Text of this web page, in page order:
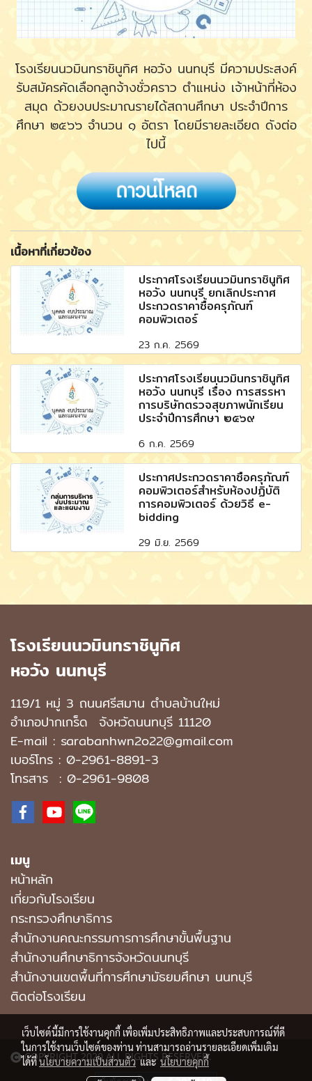
โรงเรียนนวมินทราชินูทิศ หอวัง นนทบุรี มีความประสงค์
รับสมัครคัดเลือกลูกจ้างชั่วคราว ตำแหน่ง เจ้าหน้าที่ห้อง
สมุด ด้วยงบประมาณรายได้สถานศึกษา ประจำปีการ
ศึกษา ๒๕๖๖ จำนวน ๑ อัตรา โดยมีรายละเอียด ดังต่อ
ไปนี้
เนื้อหาที่เกี่ยวข้อง
ประกาศโรงเรียนนวมินทราชินูทิศ
หอวัง นนทบุรี ยกเลิกประกาศ
ประกวดราคาซื้อครุภัณฑ์
คอมพิวเตอร์
23 ก.ค. 2569
ประกาศโรงเรียนนวมินทราชินูทิศ
หอวัง นนทบุรี เรื่อง การสรรหา
การบริษัทตรวจสุขภาพนักเรียน
ประจำปีการศึกษา ๒๕๖๙
6 ก.ค. 2569
ประกาศประกวดราคาซื้อครุภัณฑ์
คอมพิวเตอร์สำหรับห้องปฏิบัติ
การคอมพิวเตอร์ ด้วยวิธี e-
bidding
29 มิ.ย. 2569
โรงเรียนนวมินทราชินูทิศ
หอวัง นนทบุรี
119/1 หมู่ 3 ถนนศรีสมาน ตำบลบ้านใหม่
อำเภอปากเกร็ด จังหวัดนนทบุรี 11120
E-mail : sarabanhwn2o22@gmail.com
เบอร์โทร : 0-2961-8891-3
โทรสาร : 0-2961-9808
เมนู
หน้าหลัก
เกี่ยวกับโรงเรียน
กระทรวงศึกษาธิการ
สำนักงานคณะกรรมการการศึกษาขั้นพื้นฐาน
สำนักงานศึกษาธิการจังหวัดนนทบุรี
สํานักงานเขตพื้นที่การศึกษามัธยมศึกษา นนทบุรี
ติดต่อโรงเรียน
COPYRIGHT 2020 ALL RIGHTS RESERVED.
เว็บไซต์นี้มีการใช้งานคุกกี้ เพื่อเพิ่มประสิทธิภาพและประสบการณ์ที่ดี
ในการใช้งานเว็บไซต์ของท่าน ท่านสามารถอ่านรายละเอียดเพิ่มเติม
ได้ที่นโยบายความเป็นส่วนตัวและนโยบายคุกกี้